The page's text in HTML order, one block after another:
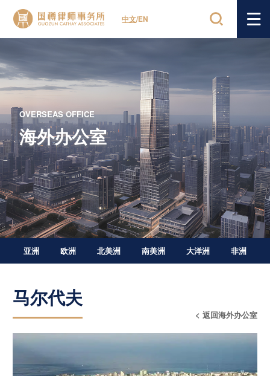
中文/EN
OVERSEAS OFFICE
海外办公室
亚洲 欧洲 北美洲 南美洲 大洋洲 非洲
马尔代夫
< 返回海外办公室